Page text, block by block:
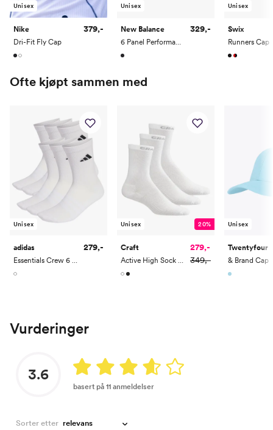
Unisex
Nike
Dri-Fit Fly Cap
379,-
Unisex
New Balance
6 Panel Performance Hat V 2.0
329,-
Unisex
Swix
Runners Cap
Ofte kjøpt sammen med
Unisex
adidas
279,-
Unisex 20%
Craft
279,-
349,-
Unisex
Twentyfour
& Brand Cap
Vurderinger
3.6
basert på 11 anmeldelser
Sorter etter